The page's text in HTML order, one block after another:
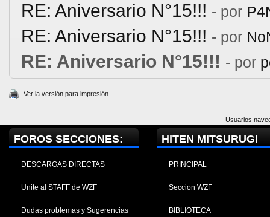
RE: Aniversario N°15!!! - por
RE: Aniversario N°15!!! - por
RE: Aniversario N°15!!! - por
Ver la versión para impresión
Usuarios
FOROS SECCIONES:
DESCARGAS DIRECTAS
Unite al STAFF de WZF
Dudas problemas y Sugerencias
HITEN MITSURUGI
PRINCIPAL
Seccion WZF
BIBLIOTECA